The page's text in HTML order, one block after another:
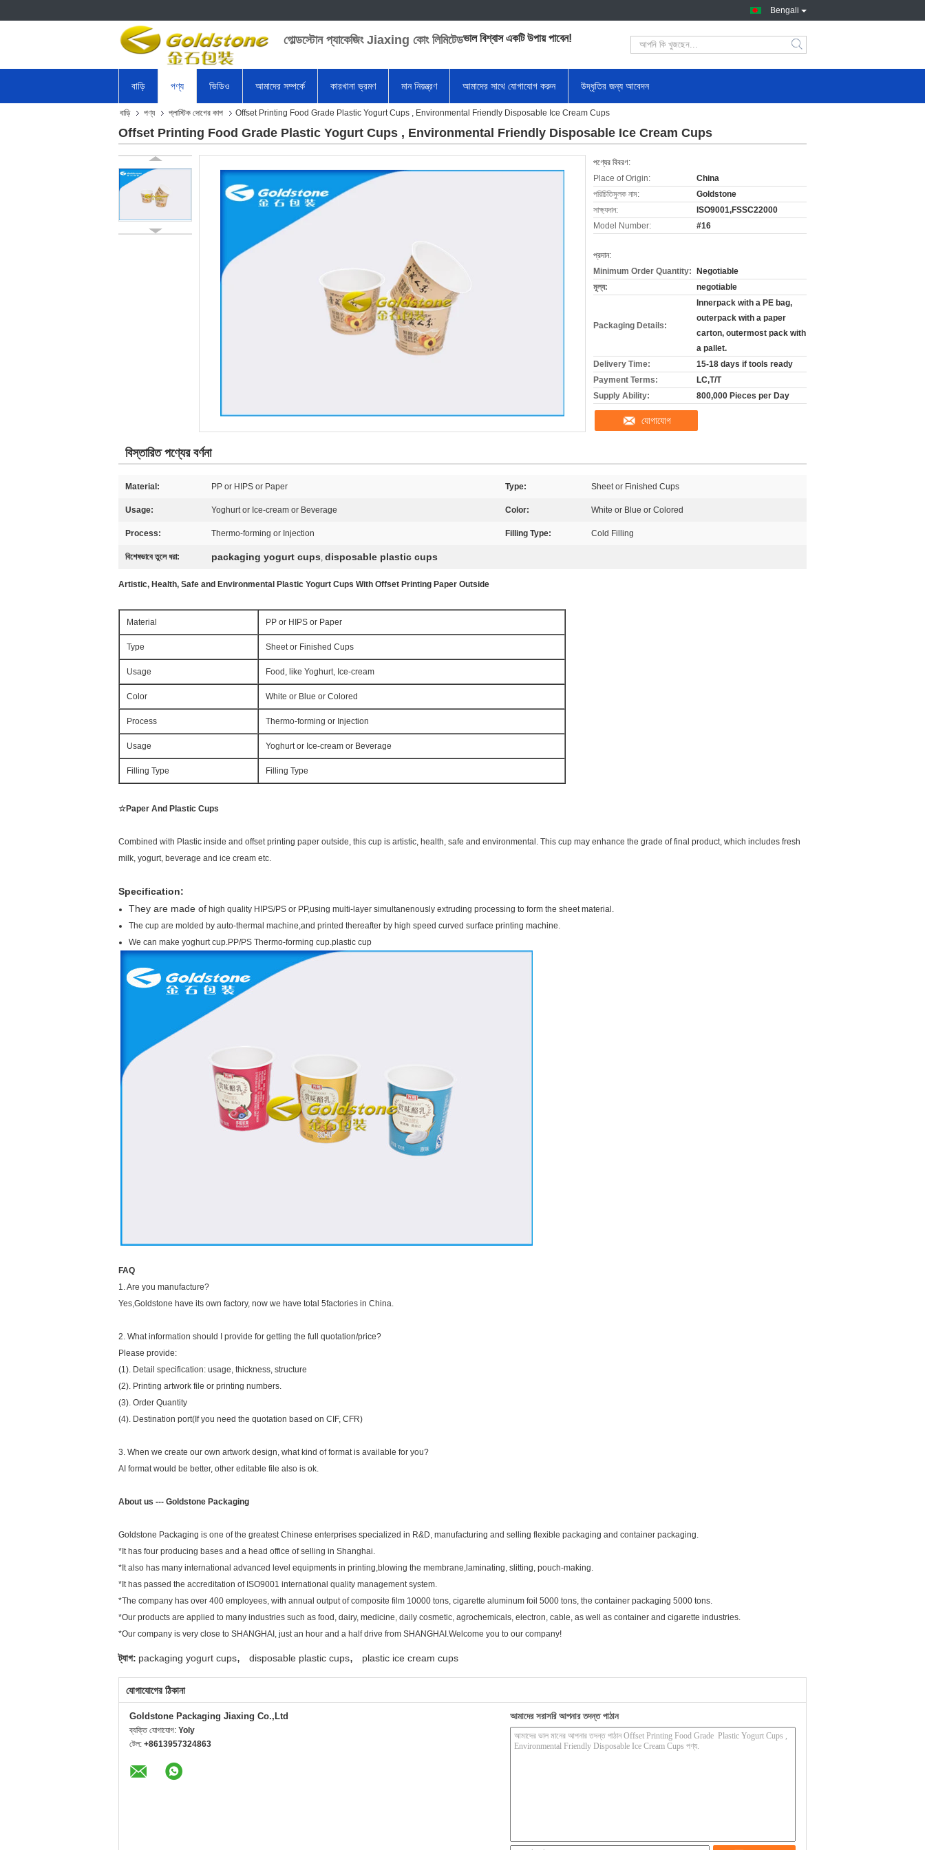
Bengali
গোল্ডস্টোন প্যাকেজিং Jiaxing কোং লিমিটেডভাল বিশ্বাস একটি উপায় পাবেন!
বাড়ি পণ্য ভিডিও আমাদের সম্পর্কে কারখানা ভ্রমণ মান নিয়ন্ত্রণ আমাদের সাথে যোগাযোগ করুন উদ্ধৃতির জন্য আবেদন
বাড়ি পণ্য প্লাস্টিক দোগের কাপ Offset Printing Food Grade Plastic Yogurt Cups , Environmental Friendly Disposable Ice Cream Cups
Offset Printing Food Grade Plastic Yogurt Cups , Environmental Friendly Disposable Ice Cream Cups
পণ্যের বিবরণ:
Place of Origin:
China
পরিচিতিমুলক নাম:
Goldstone
সাক্ষ্যদান:
ISO9001,FSSC22000
Model Number:
#16
প্রদান:
Minimum Order Quantity:
Negotiable
মূল্য:
negotiable
Packaging Details:
Innerpack with a PE bag,
outerpack with a paper
carton, outermost pack with
a pallet.
Delivery Time:
15-18 days if tools ready
Payment Terms:
LC,T/T
Supply Ability:
800,000 Pieces per Day
যোগাযোগ
বিস্তারিত পণ্যের বর্ণনা
Material: PP or HIPS or Paper Type: Sheet or Finished Cups
Usage: Yoghurt or Ice-cream or Beverage Color: White or Blue or Colored
Process: Thermo-forming or Injection Filling Type: Cold Filling
বিশেষভাবে তুলে ধরা: packaging yogurt cups, disposable plastic cups
Artistic, Health, Safe and Environmental Plastic Yogurt Cups With Offset Printing Paper Outside
Material PP or HIPS or Paper
Type Sheet or Finished Cups
Usage Food, like Yoghurt, Ice-cream
Color White or Blue or Colored
Process Thermo-forming or Injection
Usage Yoghurt or Ice-cream or Beverage
Filling Type Filling Type
☆Paper And Plastic Cups
Combined with Plastic inside and offset printing paper outside, this cup is artistic, health, safe and environmental. This cup may enhance the grade of final product, which includes fresh
milk, yogurt, beverage and ice cream etc.
Specification:
They are made of high quality HIPS/PS or PP,using multi-layer simultanenously extruding processing to form the sheet material.
The cup are molded by auto-thermal machine,and printed thereafter by high speed curved surface printing machine.
We can make yoghurt cup.PP/PS Thermo-forming cup.plastic cup
FAQ
1. Are you manufacture?
Yes,Goldstone have its own factory, now we have total 5factories in China.
2. What information should I provide for getting the full quotation/price?
Please provide:
(1). Detail specification: usage, thickness, structure
(2). Printing artwork file or printing numbers.
(3). Order Quantity
(4). Destination port(If you need the quotation based on CIF, CFR)
3. When we create our own artwork design, what kind of format is available for you?
AI format would be better, other editable file also is ok.
About us --- Goldstone Packaging
Goldstone Packaging is one of the greatest Chinese enterprises specialized in R&D, manufacturing and selling flexible packaging and container packaging.
*It has four producing bases and a head office of selling in Shanghai.
*It also has many international advanced level equipments in printing,blowing the membrane,laminating, slitting, pouch-making.
*It has passed the accreditation of ISO9001 international quality management system.
*The company has over 400 employees, with annual output of composite film 10000 tons, cigarette aluminum foil 5000 tons, the container packaging 5000 tons.
*Our products are applied to many industries such as food, dairy, medicine, daily cosmetic, agrochemicals, electron, cable, as well as container and cigarette industries.
*Our company is very close to SHANGHAI, just an hour and a half drive from SHANGHAI.Welcome you to our company!
ট্যাগ: packaging yogurt cups, disposable plastic cups, plastic ice cream cups
যোগাযোগের ঠিকানা
Goldstone Packaging Jiaxing Co.,Ltd
ব্যক্তি যোগাযোগ: Yoly
টেল: +8613957324863
আমাদের সরাসরি আপনার তদন্ত পাঠান